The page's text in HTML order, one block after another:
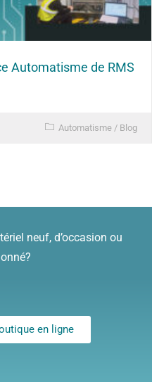
Automatisme de RMS
Automatisme / Blog
neuf, d’occasion ou
en ligne